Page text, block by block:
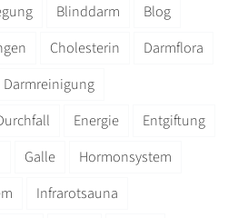
Blinddarm
Blog
Cholesterin
Darmflora
Darmreinigung
Energie
Entgiftung
Galle
Hormonsystem
Infrarotsauna